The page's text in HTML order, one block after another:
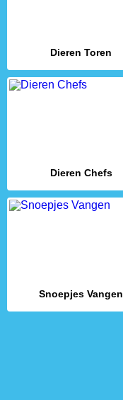
Dieren Toren
Dieren Chefs
Snoepjes Vangen